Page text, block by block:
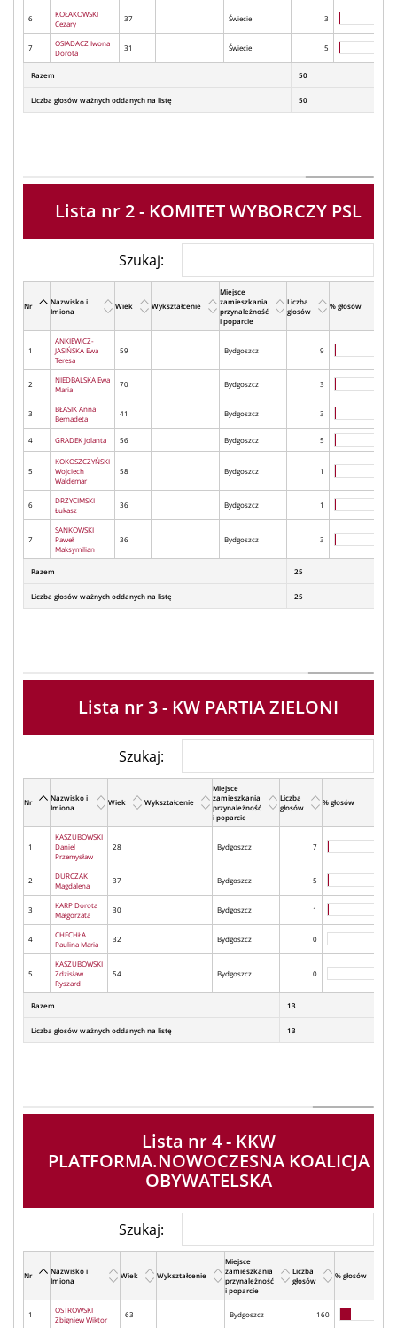
6
KOŁAKOWSKI
Cezary
37 Świecie 3
7
OSIADACZ Iwona
Dorota
31 Świecie 5
Razem 50
Liczba głosów ważnych oddanych na listę 50
Lista nr 2 - KOMITET WYBORCZY PSL
Szukaj:
Nr
Nazwisko i
Imiona
Wiek Wykształcenie
Miejsce
zamieszkania
przynależność
i poparcie
Liczba
głosów
% głosów
1
ANKIEWICZ-
JASIŃSKA Ewa
Teresa
59 Bydgoszcz 9
2
NIEDBALSKA Ewa
Maria
70 Bydgoszcz 3
3
BŁASIK Anna
Bernadeta
41 Bydgoszcz 3
4 GRADEK Jolanta 56 Bydgoszcz 5
5
KOKOSZCZYŃSKI
Wojciech
Waldemar
58 Bydgoszcz 1
6
DRZYCIMSKI
Łukasz
36 Bydgoszcz 1
7
SANKOWSKI
Paweł
Maksymilian
36 Bydgoszcz 3
Razem 25
Liczba głosów ważnych oddanych na listę 25
Lista nr 3 - KW PARTIA ZIELONI
Szukaj:
Nr
Nazwisko i
Imiona
Wiek Wykształcenie
Miejsce
zamieszkania
przynależność
i poparcie
Liczba
głosów
% głosów
1
KASZUBOWSKI
Daniel
Przemysław
28 Bydgoszcz 7
2
DURCZAK
Magdalena
37 Bydgoszcz 5
3
KARP Dorota
Małgorzata
30 Bydgoszcz 1
4
CHECHŁA
Paulina Maria
32 Bydgoszcz 0
5
KASZUBOWSKI
Zdzisław
Ryszard
54 Bydgoszcz 0
Razem 13
Liczba głosów ważnych oddanych na listę 13
Lista nr 4 - KKW
PLATFORMA.NOWOCZESNA KOALICJA
OBYWATELSKA
Szukaj:
Nr
Nazwisko i
Imiona
Wiek Wykształcenie
Miejsce
zamieszkania
przynależność
i poparcie
Liczba
głosów
% głosów
1
OSTROWSKI
Zbigniew Wiktor
63 Bydgoszcz 160